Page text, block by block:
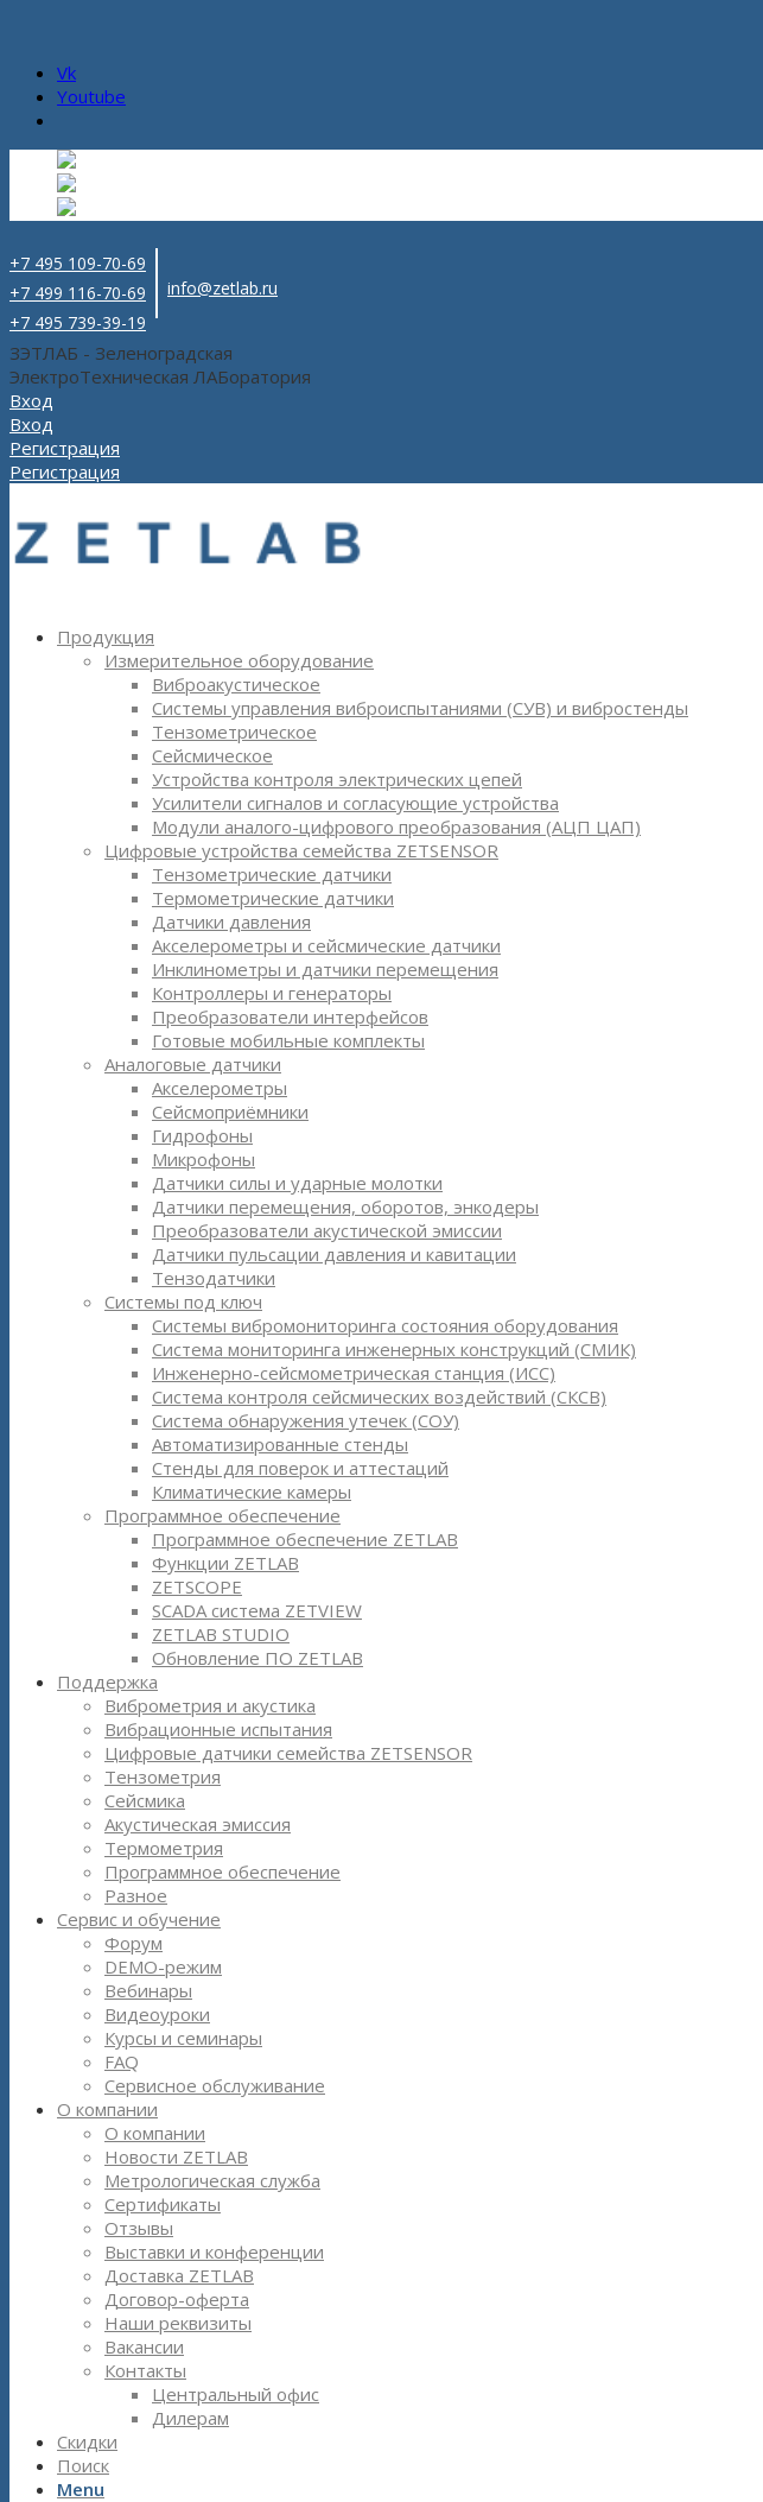
Vk
Youtube
+7 495 109-70-69
+7 499 116-70-69
+7 495 739-39-19
info@zetlab.ru
ЗЭТЛАБ - Зеленоградская
ЭлектроТехническая ЛАБоратория
Вход
Вход
Регистрация
Регистрация
Продукция
Измерительное оборудование
Виброакустическое
Системы управления виброиспытаниями (СУВ) и вибростенды
Тензометрическое
Сейсмическое
Устройства контроля электрических цепей
Усилители сигналов и согласующие устройства
Модули аналого-цифрового преобразования (АЦП ЦАП)
Цифровые устройства семейства ZETSENSOR
Тензометрические датчики
Термометрические датчики
Датчики давления
Акселерометры и сейсмические датчики
Инклинометры и датчики перемещения
Контроллеры и генераторы
Преобразователи интерфейсов
Готовые мобильные комплекты
Аналоговые датчики
Акселерометры
Сейсмоприёмники
Гидрофоны
Микрофоны
Датчики силы и ударные молотки
Датчики перемещения, оборотов, энкодеры
Преобразователи акустической эмиссии
Датчики пульсации давления и кавитации
Тензодатчики
Системы под ключ
Системы вибромониторинга состояния оборудования
Система мониторинга инженерных конструкций (СМИК)
Инженерно-сейсмометрическая станция (ИСС)
Система контроля сейсмических воздействий (СКСВ)
Система обнаружения утечек (СОУ)
Автоматизированные стенды
Стенды для поверок и аттестаций
Климатические камеры
Программное обеспечение
Программное обеспечение ZETLAB
Функции ZETLAB
ZETSCOPE
SCADA система ZETVIEW
ZETLAB STUDIO
Обновление ПО ZETLAB
Поддержка
Виброметрия и акустика
Вибрационные испытания
Цифровые датчики семейства ZETSENSOR
Тензометрия
Сейсмика
Акустическая эмиссия
Термометрия
Программное обеспечение
Разное
Сервис и обучение
Форум
DEMO-режим
Вебинары
Видеоуроки
Курсы и семинары
FAQ
Сервисное обслуживание
О компании
О компании
Новости ZETLAB
Метрологическая служба
Сертификаты
Отзывы
Выставки и конференции
Доставка ZETLAB
Договор-оферта
Наши реквизиты
Вакансии
Контакты
Центральный офис
Дилерам
Скидки
Поиск
Menu